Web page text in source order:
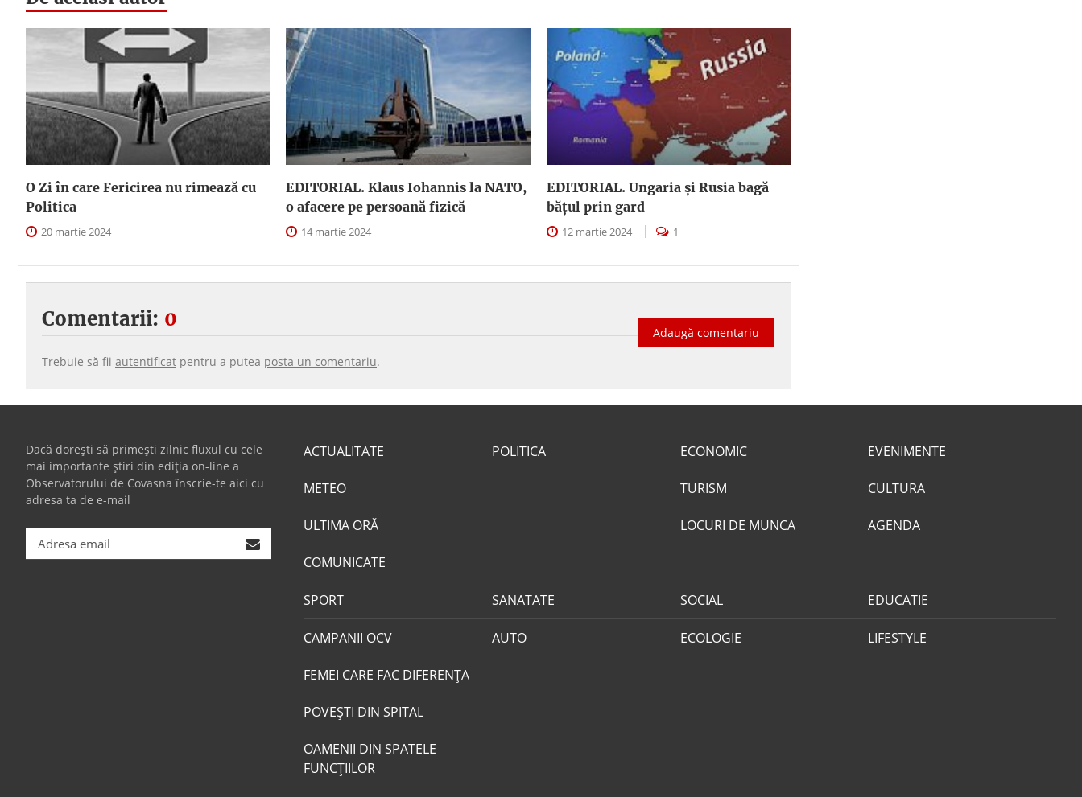
O Zi în care Fericirea nu rimează cu
Politica
20 martie 2024
EDITORIAL. Klaus Iohannis la NATO,
o afacere pe persoană fizică
14 martie 2024
EDITORIAL. Ungaria şi Rusia bagă
băţul prin gard
12 martie 2024 1
Comentarii: 0
Adaugă comentariu
Trebuie să fii autentificat pentru a putea posta un comentariu.
Dacă dorești să primești zilnic fluxul cu cele
mai importante știri din ediția on-line a
Observatorului de Covasna înscrie-te aici cu
adresa ta de e-mail
ACTUALITATE
METEO
ULTIMA ORĂ
COMUNICATE
POLITICA ECONOMIC
TURISM
LOCURI DE MUNCA
EVENIMENTE
CULTURA
AGENDA
SPORT SANATATE SOCIAL EDUCATIE
CAMPANII OCV
FEMEI CARE FAC DIFERENȚA
POVEŞTI DIN SPITAL
OAMENII DIN SPATELE
FUNCŢIILOR
AUTO ECOLOGIE LIFESTYLE